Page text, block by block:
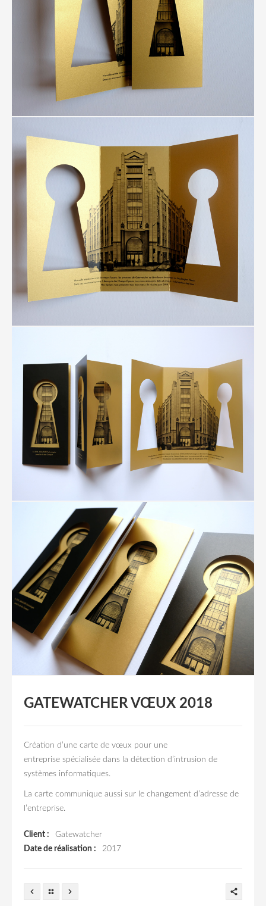
GATEWATCHER VŒUX 2018
Création d’une carte de vœux pour une
entreprise spécialisée dans la détection d’intrusion de
systèmes informatiques.
La carte communique aussi sur le changement d’adresse de
l’entreprise.
Client :
Gatewatcher
Date de réalisation :
2017